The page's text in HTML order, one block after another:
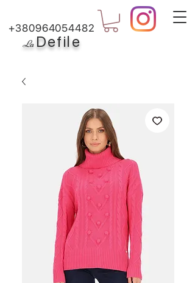
La Defile
+380964054482